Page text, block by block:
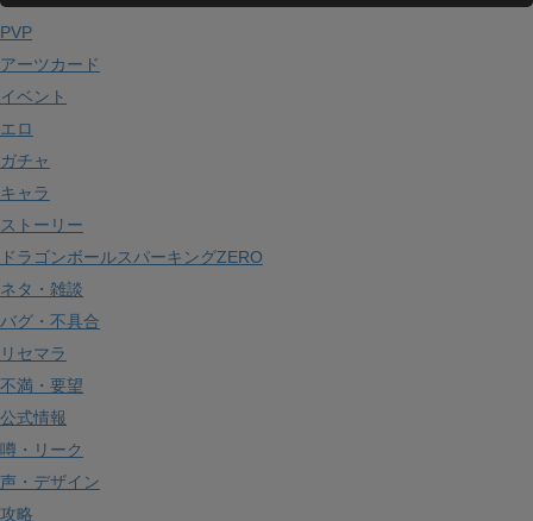
イ
ブ
PVP
アーツカード
イベント
エロ
ガチャ
キャラ
ストーリー
ドラゴンボールスパーキングZERO
ネタ・雑談
バグ・不具合
リセマラ
不満・要望
公式情報
噂・リーク
声・デザイン
攻略